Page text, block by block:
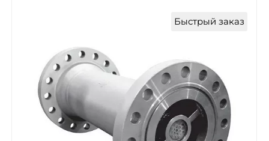
Быстрый заказ